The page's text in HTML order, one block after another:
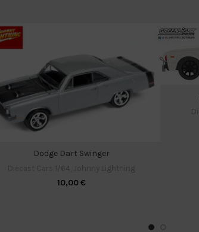
Dodge Dart Swinger
10,00€